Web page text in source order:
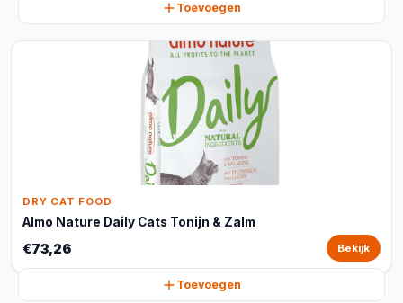
Toevoegen
DRY CAT FOOD
Almo Nature Daily Cats Tonijn & Zalm
€73,26 Bekijk
Toevoegen